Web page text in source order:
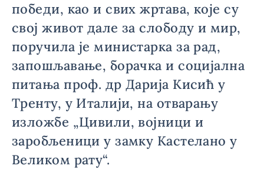
победи, као и свих жртава, које су
свој живот дале за слободу и мир,
поручила је министарка за рад,
запошљавање, борачка и социјална
питања проф. др Дарија Кисић у
Тренту, у Италији, на отварању
изложбе „Цивили, војници и
заробљеници у замку Кастелано у
Великом рату“.